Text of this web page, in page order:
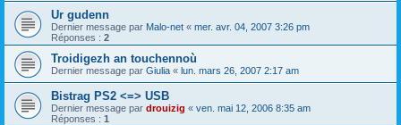
Ur gudenn
Dernier message par Malo-net « mer. avr. 04, 2007 3:26 pm
Réponses : 2
Troidigezh an touchennoù
Dernier message par Giulia « lun. mars 26, 2007 2:17 am
Bistrag PS2 <=> USB
Dernier message par drouizig « ven. mai 12, 2006 8:35 am
Réponses : 1